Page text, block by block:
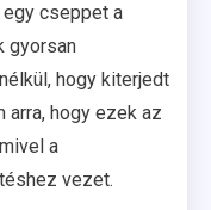
cseppet a
gyorsan
hogy kiterjedt
arra, hogy ezek az
a
vezet.